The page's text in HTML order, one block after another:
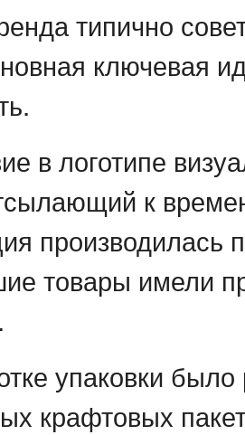
типично
ключевая
в логотипе
к
производилась
товары имели
упаковки
крафтовых